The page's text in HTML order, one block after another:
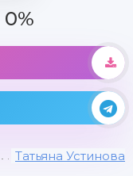
0%
Татьяна Устинова